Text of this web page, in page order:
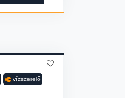
vízszerelő